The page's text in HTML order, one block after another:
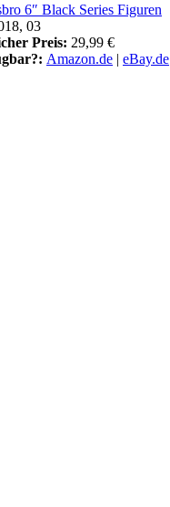
6″ Black Series Figuren
03
Preis: 29,99 €
Amazon.de | eBay.de